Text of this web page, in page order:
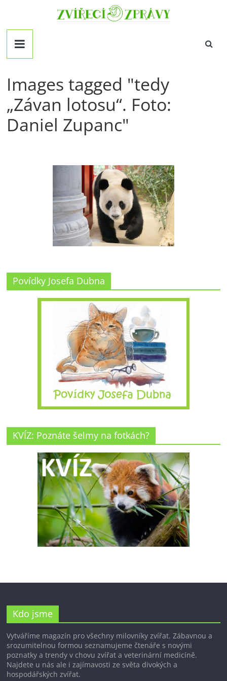
obsahZvirecizpravy.cz
pro
všechny
zvířat
Images tagged "tedy
„Závan lotosu“. Foto:
Daniel Zupanc"
Povídky Josefa Dubna
KVÍZ: Poznáte šelmy na fotkách?
Kdo jsme
Vytváříme magazín pro všechny milovníky zvířat. Zábavnou a
srozumitelnou formou seznamujeme čtenáře s novými
poznatky a trendy v chovu zvířat a veterinární medicíně.
Najdete u nás ale i zajímavosti ze světa divokých a
hospodářských zvířat.